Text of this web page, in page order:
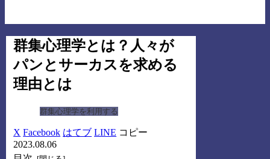
群集心理学とは？人々が
パンとサーカスを求める
理由とは
群集心理学を利用する
X Facebook はてブ LINE コピー
2023.08.06